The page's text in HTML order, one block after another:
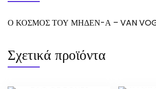
Ο ΚΟΣΜΟΣ ΤΟΥ ΜΗΔΕΝ-Α – VAN
Σχετικά προϊόντα